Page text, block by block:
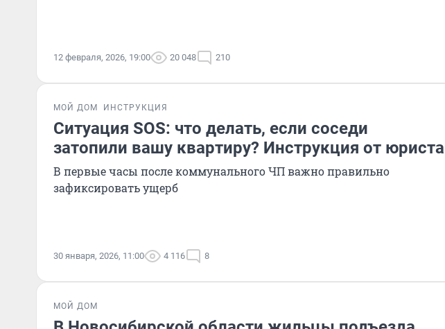
12 февраля, 2026, 19:00 20 048 210
МОЙ ДОМ ИНСТРУКЦИЯ
Ситуация SOS: что делать, если соседи
затопили вашу квартиру? Инструкция от юриста
В первые часы после коммунального ЧП важно правильно
зафиксировать ущерб
30 января, 2026, 11:00 4 116 8
МОЙ ДОМ